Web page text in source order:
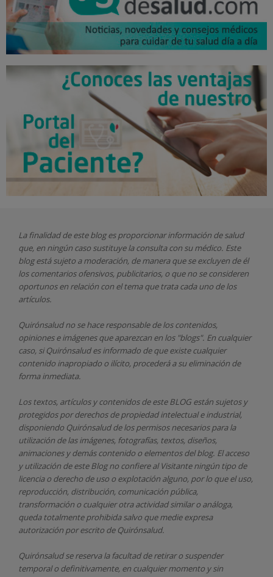
La finalidad de este blog es proporcionar información de salud
que, en ningún caso sustituye la consulta con su médico. Este
blog está sujeto a moderación, de manera que se excluyen de él
los comentarios ofensivos, publicitarios, o que no se consideren
oportunos en relación con el tema que trata cada uno de los
artículos.
Quirónsaludno se hace responsable de los contenidos,
opiniones e imágenes que aparezcan en los "blogs". En cualquier
caso, si Quirónsaludes informado de que existe cualquier
contenido inapropiado o ilícito, procederá a su eliminación de
forma inmediata.
Los textos, artículos y contenidos de este BLOG están sujetos y
protegidos por derechos de propiedad intelectual e industrial,
disponiendo Quirónsaludde los permisos necesarios para la
utilización de las imágenes, fotografías, textos, diseños,
animaciones y demás contenido o elementos del blog. El acceso
y utilización de este Blog no confiere al Visitante ningún tipo de
licencia o derecho de uso o explotación alguno, por lo que el uso,
reproducción, distribución, comunicación pública,
transformación o cualquier otra actividad similar o análoga,
queda totalmente prohibida salvo que medie expresa
autorización por escrito de Quirónsalud.
Quirónsaludse reserva la facultad de retirar o suspender
temporal o definitivamente, en cualquier momento y sin